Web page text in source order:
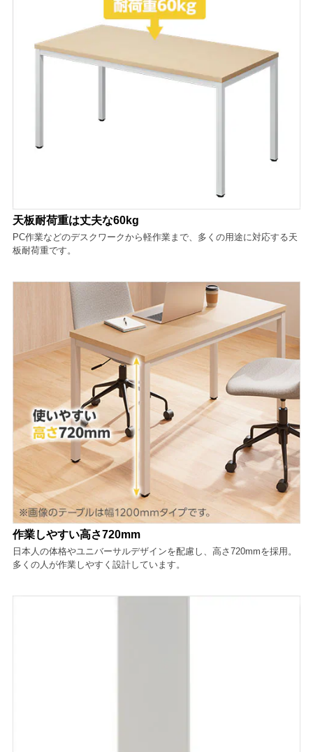
天板耐荷重は丈夫な60kg
PC作業などのデスクワークから軽作業まで、多くの用途に対応する天
板耐荷重です。
作業しやすい高さ720mm
日本人の体格やユニバーサルデザインを配慮し、高さ720mmを採用。
多くの人が作業しやすく設計しています。